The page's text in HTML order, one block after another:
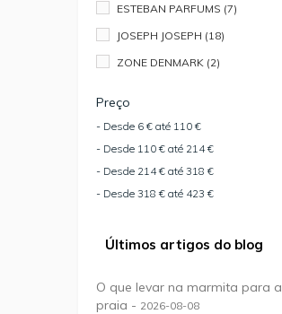
ESTEBAN PARFUMS (7)
JOSEPH JOSEPH (18)
ZONE DENMARK (2)
Preço
- Desde 6 € até 110 €
- Desde 110 € até 214 €
- Desde 214 € até 318 €
- Desde 318 € até 423 €
Últimos artigos do blog
O que levar na marmita para a
praia - 2026-08-08